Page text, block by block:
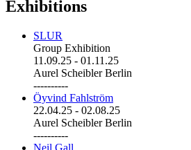
Exhibitions
SLUR
Group Exhibition
11.09.25 - 01.11.25
Aurel Scheibler Berlin
----------
Öyvind Fahlström
22.04.25 - 02.08.25
Aurel Scheibler Berlin
----------
Neil Gall